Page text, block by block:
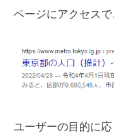
ページにアクセスで
ユーザーの目的に